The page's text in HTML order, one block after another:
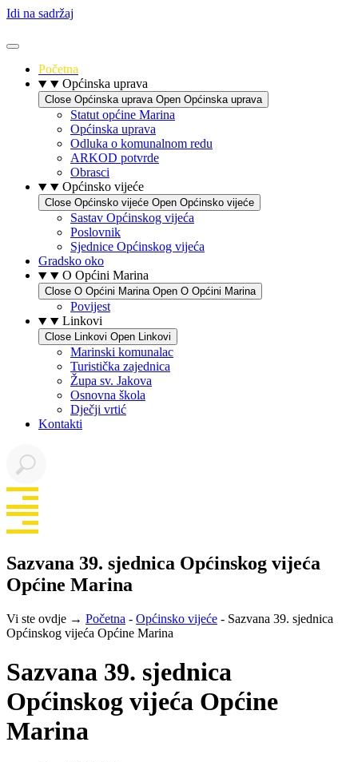
Idi na sadržaj
Početna
Općinska uprava
Close Općinska uprava Open Općinska uprava
Statut općine Marina
Općinska uprava
Odluka o komunalnom redu
ARKOD potvrde
Obrasci
Općinsko vijeće
Close Općinsko vijeće Open Općinsko vijeće
Sastav Općinskog vijeća
Poslovnik
Sjednice Općinskog vijeća
Gradsko oko
O Općini Marina
Close O Općini Marina Open O Općini Marina
Povijest
Linkovi
Close Linkovi Open Linkovi
Marinski komunalac
Turistička zajednica
Župa sv. Jakova
Osnovna škola
Dječji vrtić
Kontakti
Sazvana 39. sjednica Općinskog vijeća
Općine Marina
Vi ste ovdje → Početna - Općinsko vijeće - Sazvana 39. sjednica
Općinskog vijeća Općine Marina
Sazvana 39. sjednica
Općinskog vijeća Općine
Marina